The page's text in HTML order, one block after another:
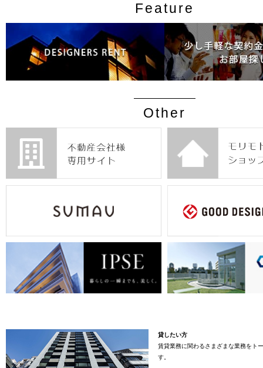
Feature
Other
貸したい方
賃貸業務に関わるさまざまな業務をト
す。